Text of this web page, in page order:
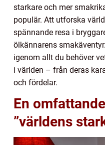
starkare och mer
populär. Att utforska
spännande resa i
ölkännarens
igenom allt du behöver
i världen – från deras
och fördelar.
En
”världens